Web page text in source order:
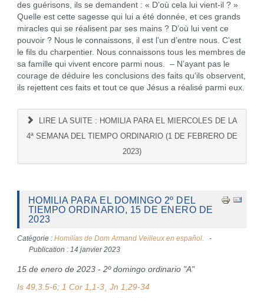
des guérisons, ils se demandent : « D’où cela lui vient-il ? »
Quelle est cette sagesse qui lui a été donnée, et ces grands
miracles qui se réalisent par ses mains ? D’où lui vent ce
pouvoir ? Nous le connaissons, il est l’un d’entre nous. C’est
le fils du charpentier. Nous connaissons tous les membres de
sa famille qui vivent encore parmi nous. – N’ayant pas le
courage de déduire les conclusions des faits qu’ils observent,
ils rejettent ces faits et tout ce que Jésus a réalisé parmi eux.
LIRE LA SUITE : HOMILIA PARA EL MIERCOLES DE LA
4ª SEMANA DEL TIEMPO ORDINARIO (1 DE FEBRERO DE
2023)
HOMILIA PARA EL DOMINGO 2º DEL
TIEMPO ORDINARIO, 15 DE ENERO DE
2023
Catégorie : Homilías de Dom Armand Veilleux en español.
Publication : 14 janvier 2023
15 de enero de 2023 - 2º domingo ordinario "A"
Is 49,3.5-6; 1 Cor 1,1-3¸ Jn 1,29-34